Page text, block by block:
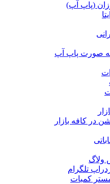
(پاپ آپ)
صورت پاپ آپ
در کافه بازار
ولاگ
تلگرام
کمبات